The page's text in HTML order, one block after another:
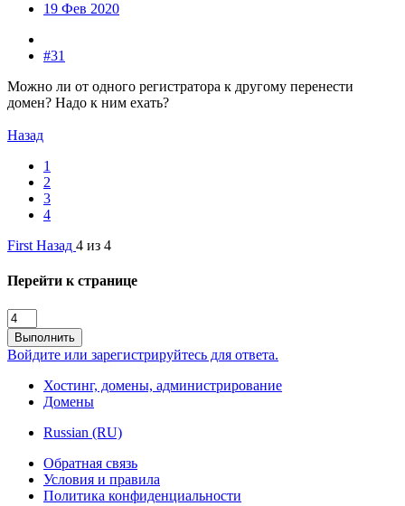
19 Фев 2020
#31
Можно ли от одного регистратора к другому перенести
домен? Надо к ним ехать?
Назад
1
2
3
4
First Назад 4 из 4
Перейти к странице
Выполнить
Войдите или зарегистрируйтесь для ответа.
Хостинг, домены, администрирование
Домены
Russian (RU)
Обратная связь
Условия и правила
Политика конфиденциальности